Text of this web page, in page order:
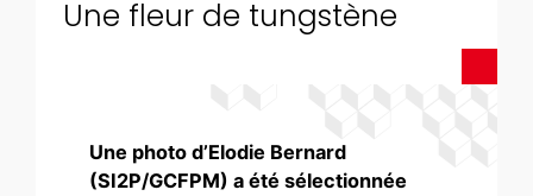
Une fleur de tungstène
Une photo d’Elodie Bernard
(SI2P/GCFPM) a été sélectionnée